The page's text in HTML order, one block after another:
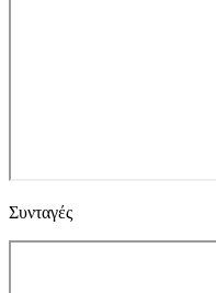
Συνταγές